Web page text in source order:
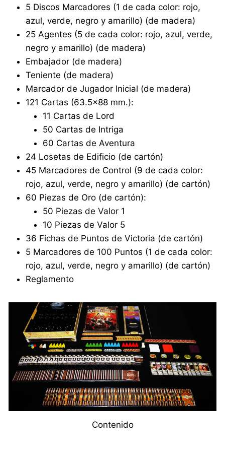
5 Discos Marcadores (1 de cada color: rojo,
azul, verde, negro y amarillo) (de madera)
25 Agentes (5 de cada color: rojo, azul, verde,
negro y amarillo) (de madera)
Embajador (de madera)
Teniente (de madera)
Marcador de Jugador Inicial (de madera)
121 Cartas (63.5×88 mm.):
11 Cartas de Lord
50 Cartas de Intriga
60 Cartas de Aventura
24 Losetas de Edificio (de cartón)
45 Marcadores de Control (9 de cada color:
rojo, azul, verde, negro y amarillo) (de cartón)
60 Piezas de Oro (de cartón):
50 Piezas de Valor 1
10 Piezas de Valor 5
36 Fichas de Puntos de Victoria (de cartón)
5 Marcadores de 100 Puntos (1 de cada color:
rojo, azul, verde, negro y amarillo) (de cartón)
Reglamento
Contenido